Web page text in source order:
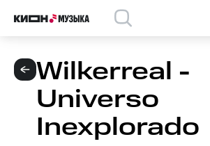
Wilkerreal -
Universo
Inexplorado